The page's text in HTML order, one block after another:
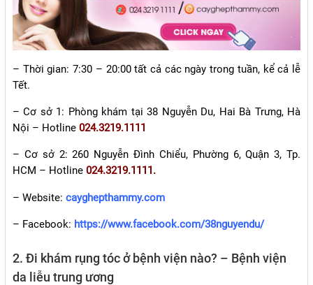
– Thời gian: 7:30 – 20:00 tất cả các ngày trong tuần, kể cả lễ
Tết.
– Cơ sở 1: Phòng khám tại 38 Nguyễn Du, Hai Bà Trưng, Hà
Nội – Hotline 024.3219.1111
– Cơ sở 2: 260 Nguyễn Đình Chiểu, Phường 6, Quận 3, Tp.
HCM – Hotline 024.3219.1111.
– Website: cayghepthammy.com
– Facebook: https://www.facebook.com/38nguyendu/
2. Đi khám rụng tóc ở bệnh viện nào? – Bệnh viện
da liễu trung ương